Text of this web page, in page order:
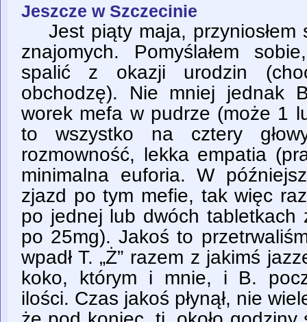
Jeszcze w Szczecinie
Jest piąty maja, przyniosłem
znajomych. Pomyślałem
spalić z okazji urodzin
obchodzę). Nie mniej jednak
worek mefa w pudrze (może 1
to wszystko na cztery
rozmowność, lekka empatia
minimalna euforia. W
zjazd po tym mefie, tak więc
po jednej lub dwóch tabletkach
po 25mg). Jakoś to
wpadł T. „Ż” razem z jakimś
koko, którym i mnie, i B.
ilości. Czas jakoś płynął, nie